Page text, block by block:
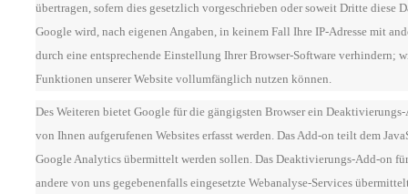
übertragen, sofern dies gesetzlich vorgeschrieben oder soweit Dritte diese
Google wird, nach eigenen Angaben, in keinem Fall Ihre IP-Adresse mit
durch eine entsprechende Einstellung Ihrer Browser-Software verhindern;
Funktionen unserer Website vollumfänglich nutzen können.
Des Weiteren bietet Google für die gängigsten Browser ein
von Ihnen aufgerufenen Websites erfasst werden. Das Add-on teilt dem
Google Analytics übermittelt werden sollen. Das Deaktivierungs-Add-on
andere von uns gegebenenfalls eingesetzte Webanalyse-Services